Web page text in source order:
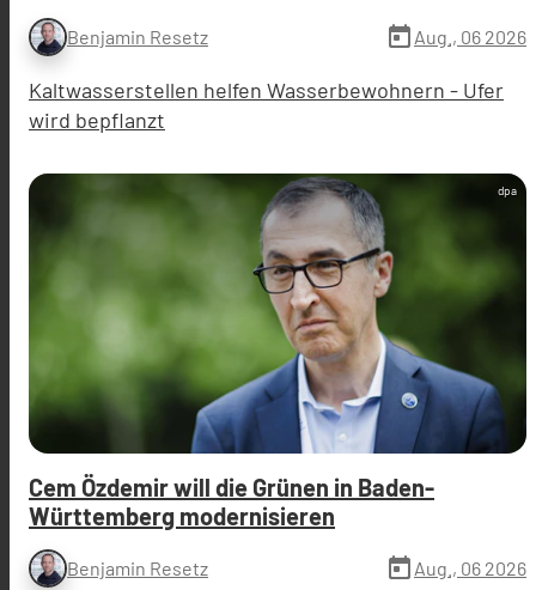
Benjamin Resetz today Aug., 06 2026
Kaltwasserstellen helfen Wasserbewohnern - Ufer
wird bepflanzt
dpa
Cem Özdemir will die Grünen in Baden-
Württemberg modernisieren
Benjamin Resetz today Aug., 06 2026